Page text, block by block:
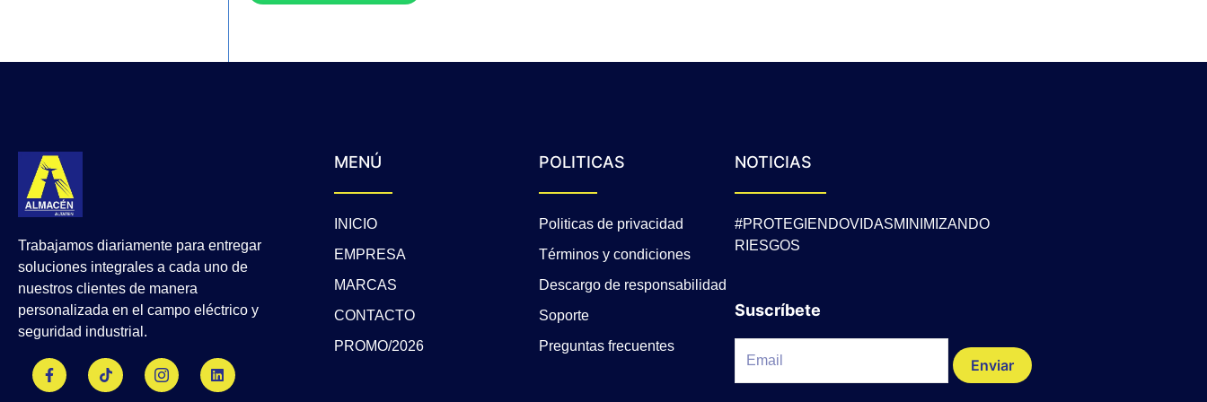
Trabajamos diariamente para entregar
soluciones integrales a cada uno de
nuestros clientes de manera
personalizada en el campo eléctrico y
seguridad industrial.
MENÚ
INICIO
EMPRESA
MARCAS
CONTACTO
PROMO/2026
POLITICAS
Politicas de privacidad
Términos y condiciones
Descargo de responsabilidad
Soporte
Preguntas frecuentes
NOTICIAS
#PROTEGIENDOVIDASMINIMIZANDO
RIESGOS
Suscríbete
Enviar
a
c
e
i
k
t
k
i
-
n
k